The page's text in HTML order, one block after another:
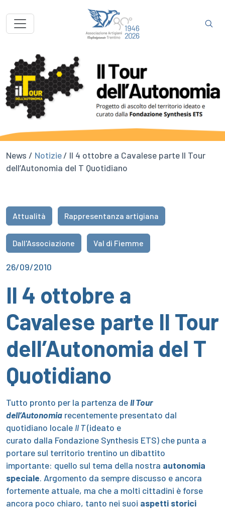
News / Notizie/ Il 4 ottobre a Cavalese parte Il Tour
dell’Autonomia del T Quotidiano
Attualità Rappresentanza artigiana
Dall'Associazione Val di Fiemme
26/09/2010
Il 4 ottobre a
Cavalese parte Il Tour
dell’Autonomia del T
Quotidiano
Tutto pronto per la partenza deIl Tour
dell’Autonomia recentemente presentato dal
quotidiano locale Il T(ideato e
curato dalla Fondazione Synthesis ETS) che punta a
portare sul territorio trentino un dibattito
importante: quello sul tema della nostra autonomia
speciale. Argomento da sempre discusso e ancora
fortemente attuale, ma che a molti cittadini è forse
ancora poco chiaro, tanto nei suoi aspetti storici